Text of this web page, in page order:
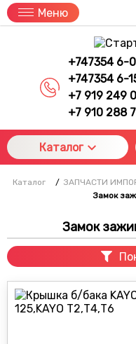
Меню
+747354 6-
+747354 6-
+7 919 249
+7 910 288
Каталог
Каталог / ЗАПЧАСТИ
Замок
Замок